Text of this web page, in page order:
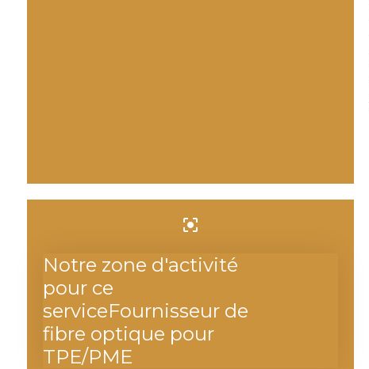
center_focus_strong
Notre zone d'activité
pour ce
serviceFournisseur de
fibre optique pour
TPE/PME